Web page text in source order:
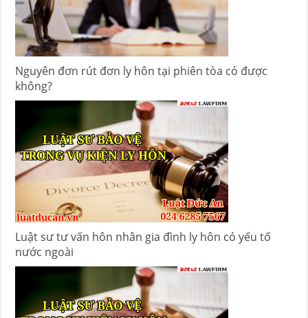
Nguyên đơn rút đơn ly hôn tại phiên tòa có được
không?
Luật sư tư vấn hôn nhân gia đình ly hôn có yếu tố
nước ngoài